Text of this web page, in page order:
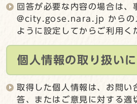
回答が必要な内容の場合は、
@city.gose.nara.jp からの
ように設定してからご利用く
個人情報の取り扱い
取得した個人情報は、お問い
答、またはご意見に対する適